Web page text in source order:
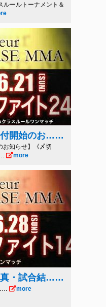
ルールトーナメント＆
付開始のお……
お知らせ】《〆切
more
真・試合結……
more